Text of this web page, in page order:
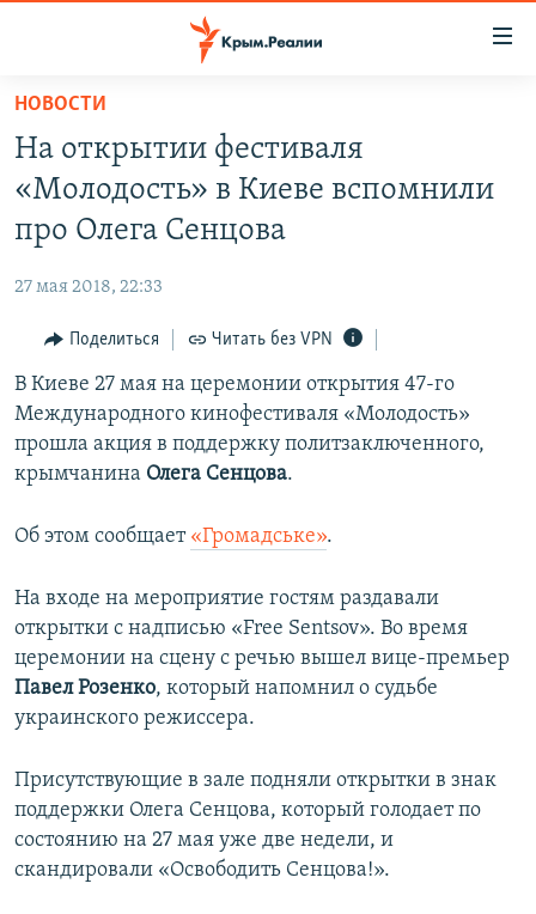
Вернуться
основному
содержанию
Вернутся
главной
Вернутся
поиску
СПЕЦПРОЕКТЫ
ГРУЗ 200
11 ЛЕТ ОККУПАЦИИ КРЫМА. 11 ИСТОРИЙ СОПРОТИВЛЕНИЯ
ЕЩЕ
ИНТЕРАКТИВ
ИНФОГРАФИКА
ТЕЛЕПРОЕКТ КРЫМ.РЕАЛИИ
СОВЕТЫ ПРАВОЗАЩИТНИКОВ
КРЫМ.НЕПОКОРЕННЫЙ
ELIFBE
УКРАИНСКАЯ ПРОБЛЕМА КРЫМА
РАДІО СВОБОДА
КАК ОБОЙТИ БЛОКИРОВКУ
Українською
Qırımtatar
Все сайты RFE/RL
НОВОСТИ
На открытии фестиваля
«Молодость» в Киеве вспомнили
про Олега Сенцова
27 мая 2018, 22:33
Поделиться Читать без VPN
В Киеве 27 мая на церемонии открытия 47-го
Международного кинофестиваля «Молодость»
прошла акция в поддержку политзаключенного,
крымчанина Олега Сенцова.
Об этом сообщает «Громадське».
На входе на мероприятие гостям раздавали
открытки с надписью «Free Sentsov». Во время
церемонии на сцену с речью вышел вице-премьер
Павел Розенко, который напомнил о судьбе
украинского режиссера.
Присутствующие в зале подняли открытки в знак
поддержки Олега Сенцова, который голодает по
состоянию на 27 мая уже две недели, и
скандировали «Освободить Сенцова!».